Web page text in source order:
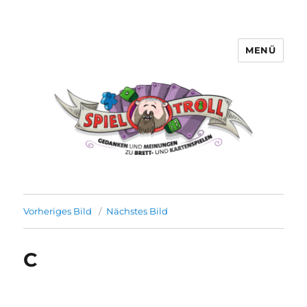
MENÜ
Vorheriges Bild Nächstes Bild
C